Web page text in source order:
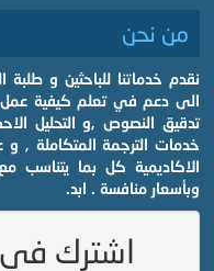
من نحن
نقدم خدماتنا للباحثين و
الى دعم في تعلم كيفية عمل
تدقيق النصوص ,و التحليل
خدمات الترجمة المتكاملة , و
الاكاديمية كل بما يتناسب
وبأسعار منافسة . ابد.
اشترك في